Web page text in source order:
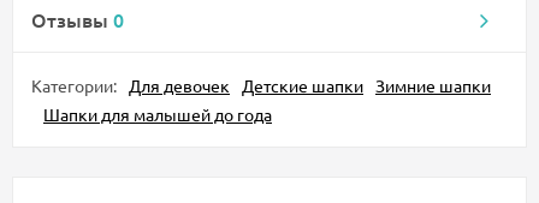
Отзывы 0
Категории: Для девочек Детские шапки Зимние шапки
Шапки для малышей до года